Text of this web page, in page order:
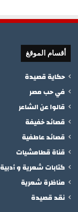
أقسام الموقغ
حكاية قصيدة
في حب مصر
قالوا عن الشاعر
قصائد خفيفة
قصائد عاطفية
قناة قطامشيات
كتابات شعرية و
مناظرة شعرية
نقد قصيدة